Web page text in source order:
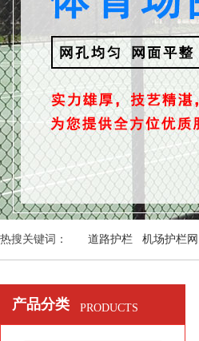
热搜关键词： 道路护栏 机场护栏网
产品分类 PRODUCTS